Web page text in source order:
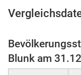
Blunk am